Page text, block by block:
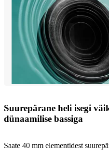
Suurepärane heli isegi
dünaamilise bassiga
Saate 40 mm elementidest